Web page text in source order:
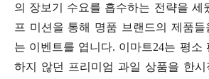
의 장보기 수요를 흡수하는 전략을 세
프 미션을 통해 명품 브랜드의 제품
는 이벤트를 엽니다. 이마트24는 평소
하지 않던 프리미엄 과일 상품을 한시